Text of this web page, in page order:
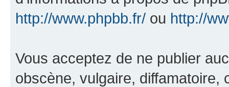
http://www.phpbb.fr/ ou http://
Vous acceptez de ne publier
obscène, vulgaire, diffamatoire,